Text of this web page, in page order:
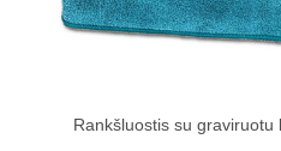
Rankšluostis su